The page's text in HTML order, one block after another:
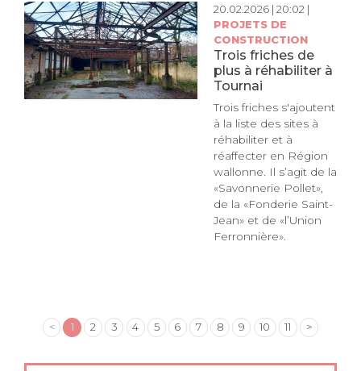
20.02.2026 | 20:02 |
PROJETS DE
CONSTRUCTION
Trois friches de
plus à réhabiliter à
Tournai
Trois friches s'ajoutent
à la liste des sites à
réhabiliter et à
réaffecter en Région
wallonne. Il s’agit de la
«Savonnerie Pollet»,
de la «Fonderie Saint-
Jean» et de «l’Union
Ferronnière».
< 1 2 3 4 5 6 7 8 9 10 11 >